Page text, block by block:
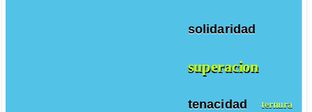
solidaridad
superacion
tenacidad ternura